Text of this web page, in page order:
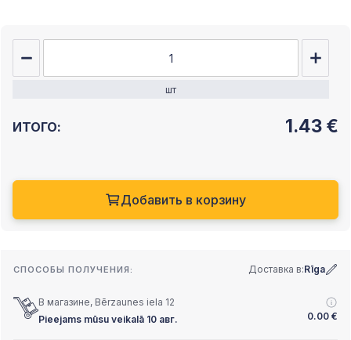
шт
ИТОГО: 1.43 €
Добавить в корзину
СПОСОБЫ ПОЛУЧЕНИЯ: Доставка в:Rīga
В магазине, Bērzaunes iela 12
Pieejams mūsu veikalā 10 авг.
0.00 €